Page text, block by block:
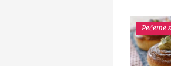
Pečeme